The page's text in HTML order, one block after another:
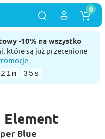
-10% na wszystko
które są już przecenione
21m 34s
0
Element
Blue